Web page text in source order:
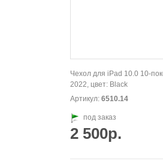
Чехол для iPad 10.0 10-
2022, цвет: Black
Артикул: 6510.14
под заказ
2 500р.